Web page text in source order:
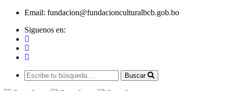
Email: fundacion@fundacionculturalbcb.gob.bo
Siguenos en:
Buscar